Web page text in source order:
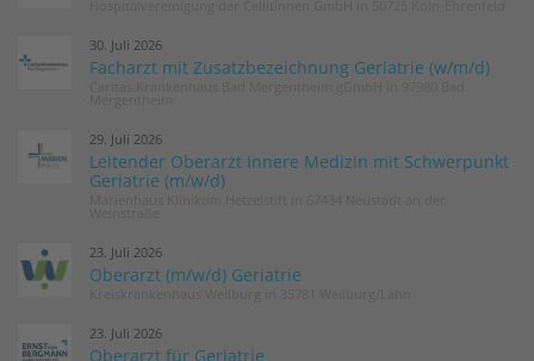
30. Juli 2026
Facharzt mit Zusatzbezeichnung Geriatrie (w/m/d)
29. Juli 2026
Leitender Oberarzt Innere Medizin mit Schwerpunkt
Geriatrie (m/w/d)
23. Juli 2026
Oberarzt (m/w/d) Geriatrie
23. Juli 2026
Oberarzt für Geriatrie